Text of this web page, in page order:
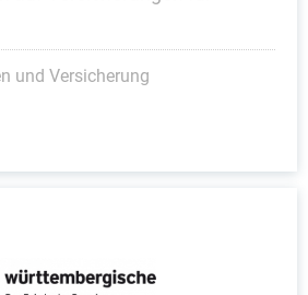
und Versicherung